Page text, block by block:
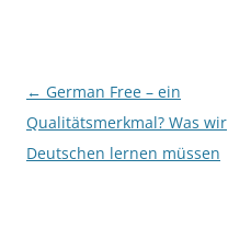
Beitragsnavigation
← German Free – ein
Qualitätsmerkmal? Was wir
Deutschen lernen müssen